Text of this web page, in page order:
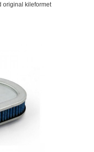
original kileformet